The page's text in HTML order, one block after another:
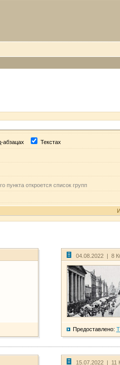
абзацах Текстах
пункта откроется список групп
04.08.2022 | 8
Предоставлено:
15.07.2022 | 11